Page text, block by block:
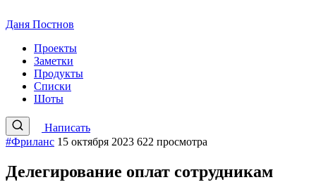
Даня Постнов
Проекты
Заметки
Продукты
Списки
Шоты
Написать
#Фриланс 15 октября 2023 622 просмотра
Делегирование оплат сотрудникам